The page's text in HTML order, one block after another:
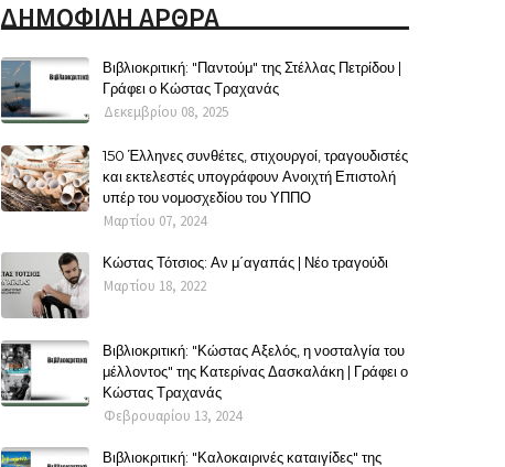
ΔΗΜΟΦΙΛΗ ΑΡΘΡΑ
Βιβλιοκριτική: "Παντούμ" της Στέλλας Πετρίδου |
Γράφει ο Κώστας Τραχανάς
Δεκεμβρίου 08, 2025
150 Έλληνες συνθέτες, στιχουργοί, τραγουδιστές
και εκτελεστές υπογράφουν Ανοιχτή Επιστολή
υπέρ του νομοσχεδίου του ΥΠΠΟ
Μαρτίου 07, 2024
Κώστας Τότσιος: Αν μ΄αγαπάς | Νέο τραγούδι
Μαρτίου 18, 2022
Βιβλιοκριτική: "Κώστας Αξελός, η νοσταλγία του
μέλλοντος" της Κατερίνας Δασκαλάκη | Γράφει ο
Κώστας Τραχανάς
Φεβρουαρίου 13, 2024
Βιβλιοκριτική: "Καλοκαιρινές καταιγίδες" της